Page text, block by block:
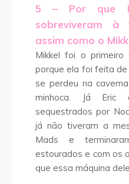
5 – Por que
sobreviveram à
assim como o
Mikkel foi o primeiro
porque ela foi feita
se perdeu na
minhoca. Já
sequestrados por
já não tiveram a
Mads e
estourados e com os
que essa máquina